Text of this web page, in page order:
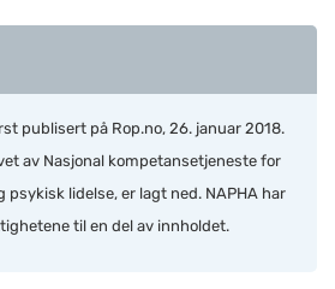
publisert på Rop.no, 26. januar 2018.
av Nasjonal kompetansetjeneste for
lidelse, er lagt ned. NAPHA har
til en del av innholdet.